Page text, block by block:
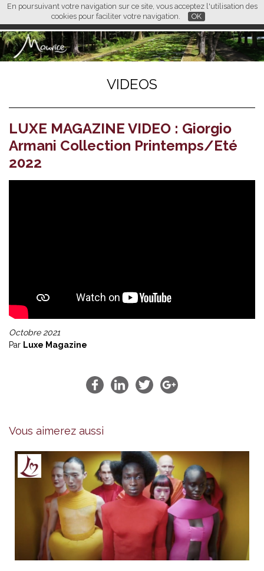
En poursuivant votre navigation sur ce site, vous acceptez l'utilisation des
cookies pour faciliter votre navigation.
OK
FR EN CN
L M
VIDEOS
LUXE MAGAZINE VIDEO : Giorgio
Armani Collection Printemps/Eté
2022
Octobre 2021
Par Luxe Magazine
Vous aimerez aussi